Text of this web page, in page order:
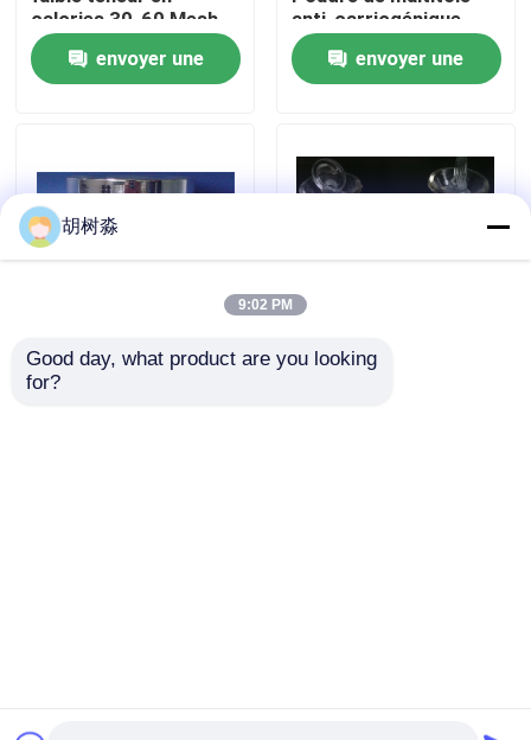
Édulcorants à faible teneur en calories
Dextrine résistante
Inuline
calories 30-60 Mesh
pour édulcorant
alimentaireenvoyer une
anti-carriogénique
pour les patients
diabétiquesenvoyer une
La maltodextrine de
catégorie comestible
Poudre pure de
胡树淼
9:02 PM
Good day, what product are you looking
for?